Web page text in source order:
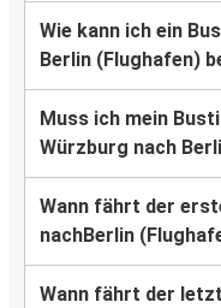
Wie kann ich ein
Berlin (Flughafen)
Muss ich mein
Würzburg nach
Wann fährt der
nachBerlin
Wann fährt der